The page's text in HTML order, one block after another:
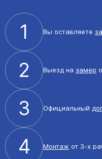
1 Вы оставляете
2 Выезд на замер
3 Официальный
4 Монтаж от 3-х